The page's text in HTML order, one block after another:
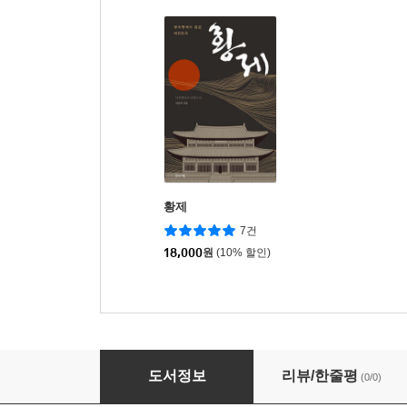
황제
7건
18,000원 (10% 할인)
밤의 전설 3
도서정보 리뷰/한줄평 (0/0)